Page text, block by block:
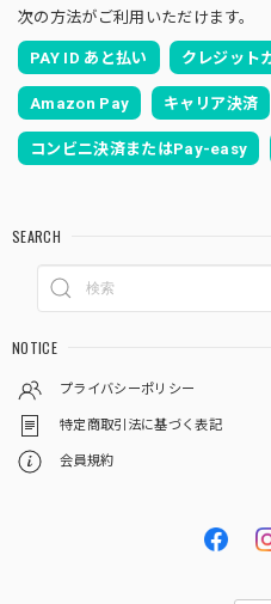
次の方法がご利用いただけます。
PAY ID あと払い クレジット
Amazon Pay キャリア決済
コンビニ決済またはPay-easy
SEARCH
NOTICE
プライバシーポリシー
特定商取引法に基づく表記
会員規約